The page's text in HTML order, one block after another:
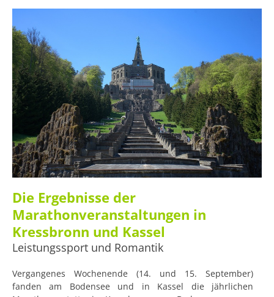
Die Ergebnisse der
Marathonveranstaltungen in
Kressbronn und Kassel
Leistungssport und Romantik
Vergangenes Wochenende (14. und 15. September)
fanden am Bodensee und in Kassel die jährlichen